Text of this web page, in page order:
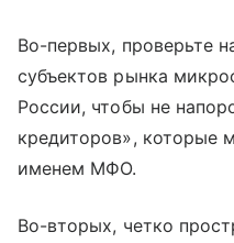
Во-первых, проверьте
субъектов рынка
России, чтобы не
кредиторов», которые
именем МФО.
Во-вторых, четко